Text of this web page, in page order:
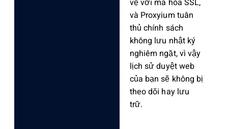
vệ với mã hóa SSL,
và Proxyium tuân
thủ chính sách
không lưu nhật ký
nghiêm ngặt, vì vậy
lịch sử duyệt web
của bạn sẽ không bị
theo dõi hay lưu
trữ.